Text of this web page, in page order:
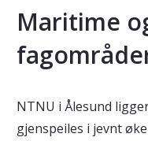
Maritime
NTNU i Ålesund
gjenspeiles i jevnt